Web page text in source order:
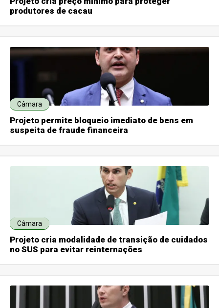
produtores de cacau
Câmara
Projeto permite bloqueio imediato de bens em
suspeita de fraude financeira
Câmara
Projeto cria modalidade de transição de cuidados
no SUS para evitar reinternações